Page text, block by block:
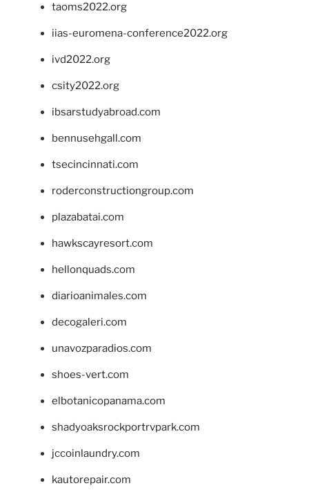
taoms2022.org
iias-euromena-conference2022.org
ivd2022.org
csity2022.org
ibsarstudyabroad.com
bennusehgall.com
tsecincinnati.com
roderconstructiongroup.com
plazabatai.com
hawkscayresort.com
hellonquads.com
diarioanimales.com
decogaleri.com
unavozparadios.com
shoes-vert.com
elbotanicopanama.com
shadyoaksrockportrvpark.com
jccoinlaundry.com
kautorepair.com